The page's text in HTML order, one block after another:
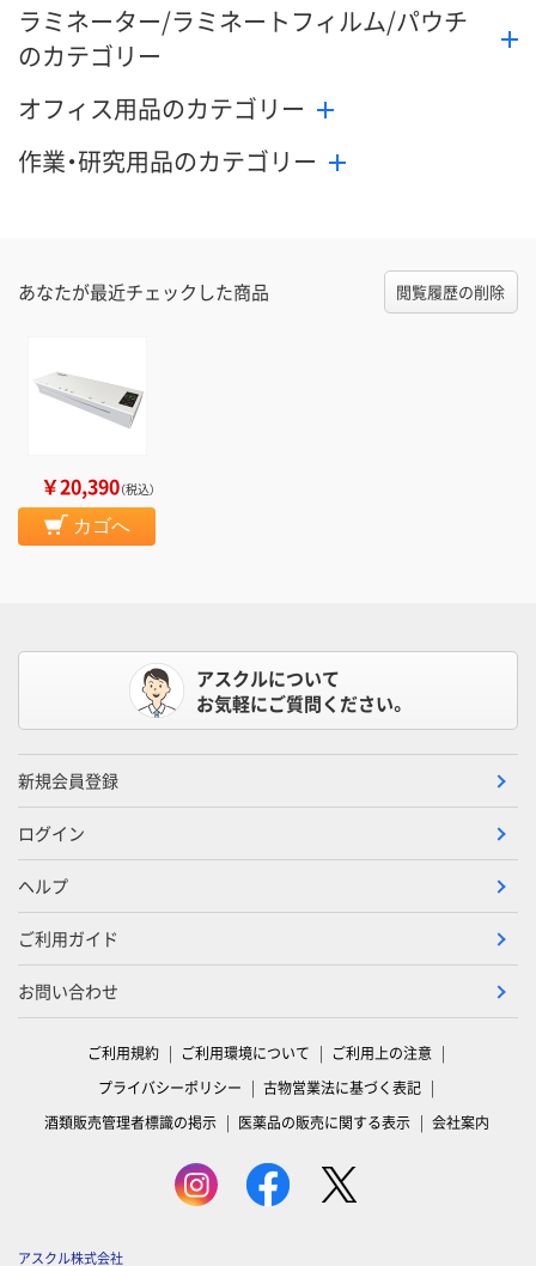
ラミネーター/ラミネートフィルム/パウチ
のカテゴリー
オフィス用品のカテゴリー
作業・研究用品のカテゴリー
あなたが最近チェックした商品 閲覧履歴の削除
￥20,390（税込）
カゴへ
アスクルについて
お気軽にご質問ください。
新規会員登録
ログイン
ヘルプ
ご利用ガイド
お問い合わせ
ご利用規約 ご利用環境について
ご利用上の注意
プライバシーポリシー
古物営業法に基づく表記
酒類販売管理者標識の掲示
医薬品の販売に関する表示 会社案内
アスクル株式会社